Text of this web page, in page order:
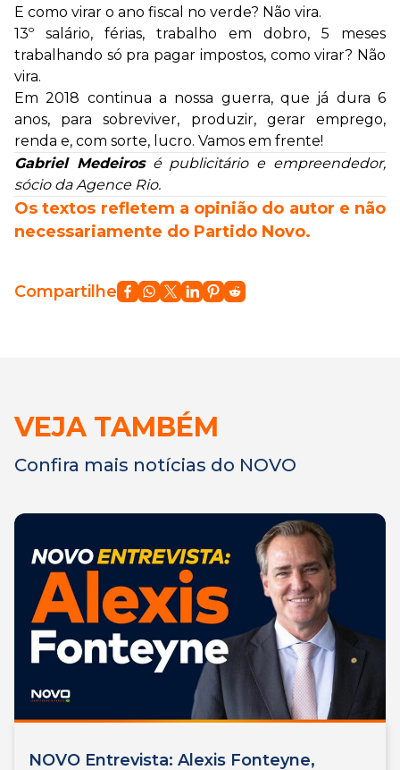
E como virar o ano fiscal no verde? Não vira.
13º salário, férias, trabalho em dobro, 5 meses
trabalhando só pra pagar impostos, como virar? Não
vira.
Em 2018 continua a nossa guerra, que já dura 6
anos, para sobreviver, produzir, gerar emprego,
renda e, com sorte, lucro. Vamos em frente!
Gabriel Medeirosé publicitário e empreendedor,
sócio da Agence Rio.
Os textos refletem a opinião do autor e não
necessariamente do Partido Novo.
Compartilhe
VEJA TAMBÉM
Confira mais notícias do NOVO
NOVO Entrevista: Alexis Fonteyne,